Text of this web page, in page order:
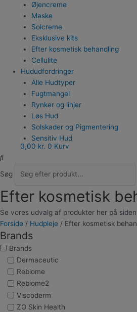
Øjencreme
Maske
Solcreme
Eksklusive kits
Efter kosmetisk behandling
Cellulite
Hududfordringer
Alle Hudtyper
Fugtmangel
Rynker og linjer
Løs Hud
Solskader og Pigmentering
Sensitiv Hud
Uren / Akne hud
Rødme og Rosacea
Grovhudstruktur
Ung Hud
Cellulite
Brands
ZO Skin Health
Dermaceutic
Rebiome
Viscoderm
Gavekort
0,00 kr. 0 Kurv
Søg
Efter kosmetisk
Se vores udvalg af produkter her på siden
Forside / Hudpleje / Efter kosmetisk
Brands
Brands
Dermaceutic
Rebiome
Rebiome2
Viscoderm
ZO Skin Health